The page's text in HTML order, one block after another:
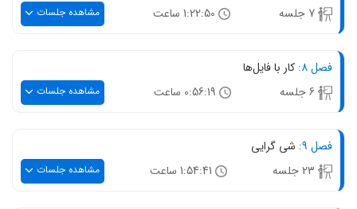
مشاهده جلسات
فصل 8:
کار با فایل‌ها
مشاهده جلسات
فصل 9:
شی گرایی
مشاهده جلسات